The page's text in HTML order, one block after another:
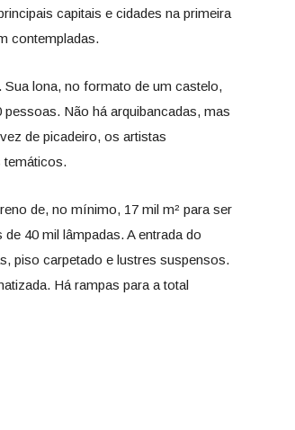
capitais e cidades na primeira
contempladas.
lona, no formato de um castelo,
Não há arquibancadas, mas
de picadeiro, os artistas
temáticos.
de, no mínimo, 17 mil m² para ser
40 mil lâmpadas. A entrada do
piso carpetado e lustres suspensos.
Há rampas para a total